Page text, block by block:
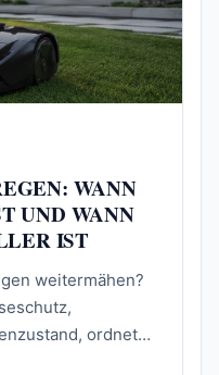
WANN
UND WANN
IST
weitermähen?
ordnet